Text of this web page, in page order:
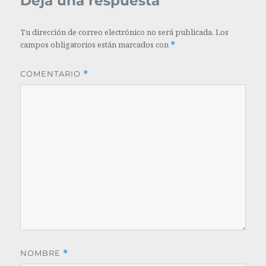
Tu dirección de correo electrónico no será publicada. Los
campos obligatorios están marcados con *
COMENTARIO *
NOMBRE *